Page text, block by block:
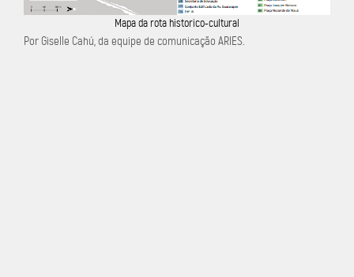
Mapa da rota historico-cultural
Por Giselle Cahú, da equipe de comunicação ARIES.